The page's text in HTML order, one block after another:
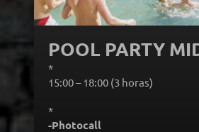
POOL PARTY
*
15:00 – 18:00 (3 horas)
*
-Photocall